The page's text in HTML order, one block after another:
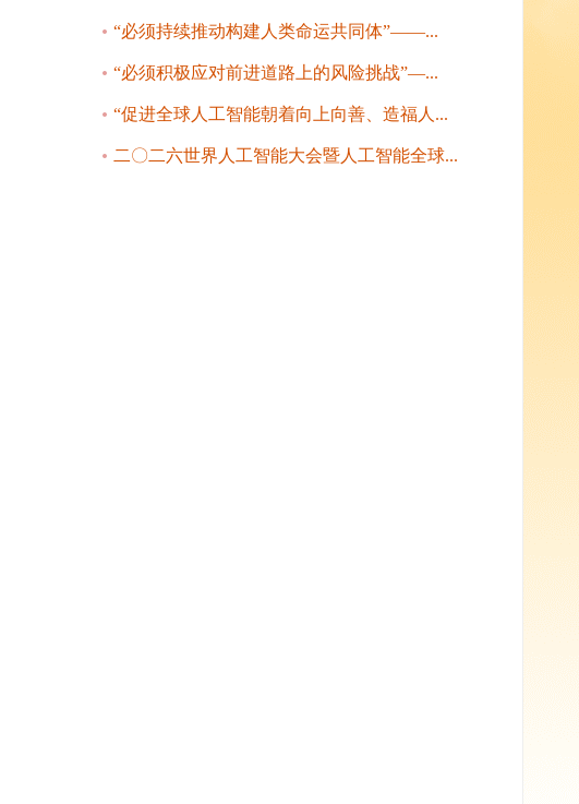
“必须持续推动构建人类命运共同体”——...
“必须积极应对前进道路上的风险挑战”—...
“促进全球人工智能朝着向上向善、造福人...
二〇二六世界人工智能大会暨人工智能全球...